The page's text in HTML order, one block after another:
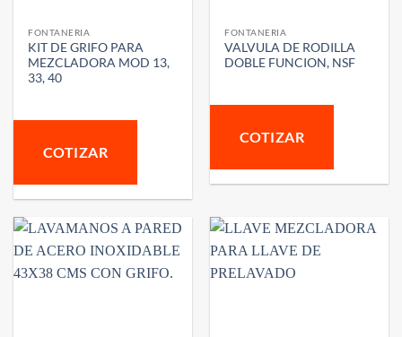
FONTANERIA
KIT DE GRIFO PARA
MEZCLADORA MOD 13,
33, 40
COTIZAR
FONTANERIA
VALVULA DE RODILLA
DOBLE FUNCION, NSF
COTIZAR